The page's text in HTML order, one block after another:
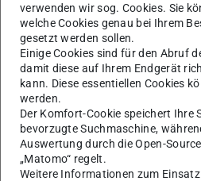
Die Open Access Talks werden
open-access.network angeboten.
Informationen zum Projekt
open-access.net.
Planen Sie die Herausgabe
Schriftenreihe im Open Access?
Die ULB Darmstadt unterstützt
der TU mit dem kostenfreien
verwenden wir sog. Cookies. Sie
welche Cookies genau bei Ihrem
gesetzt werden sollen.
Einige Cookies sind für den Abruf
damit diese auf Ihrem Endgerät
kann. Diese essentiellen Cookies
werden.
Der Komfort-Cookie speichert Ihre
bevorzugte Suchmaschine,
Auswertung durch die Open-
„Matomo“ regelt.
Weitere Informationen zum